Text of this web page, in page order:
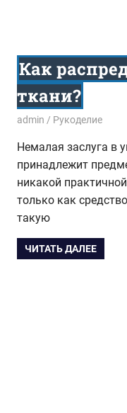
Как
ткани?
29.10.2014
admin Рукоделие
Немалая заслуга в
принадлежит
никакой
только как
такую
ЧИТАТЬ ДАЛЕЕ